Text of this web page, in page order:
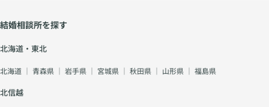
結婚相談所を探す
北海道・東北
北海道 ｜ 青森県 ｜ 岩手県 ｜ 宮城県 ｜ 秋田県 ｜ 山形県 ｜ 福島県
北信越